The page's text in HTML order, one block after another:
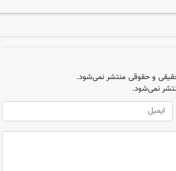
و حقوقی منتشر نمی‌شود.
نمی‌شود.